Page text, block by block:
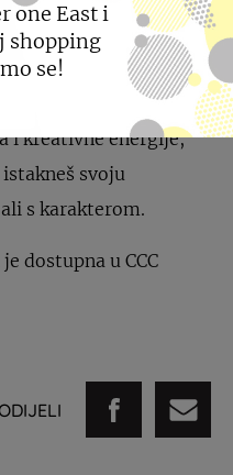
i kreativne energije,
istakneš svoju
s karakterom.
dostupna u CCC
one East i
shopping
se!